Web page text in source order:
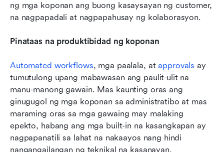
ng mga koponan ang buong kasaysayan ng customer,
na nagpapadali at nagpapahusay ng kolaborasyon.
Pinataas na produktibidad ng koponan
Automated workflows, mga paalala, at approvals ay
tumutulong upang mabawasan ang paulit-ulit na
manu-manong gawain. Mas kaunting oras ang
ginugugol ng mga koponan sa administratibo at mas
maraming oras sa mga gawaing may malaking
epekto, habang ang mga built-in na kasangkapan ay
nagpapanatili sa lahat na nakaayos nang hindi
nangangailangan ng teknikal na kasanayan.